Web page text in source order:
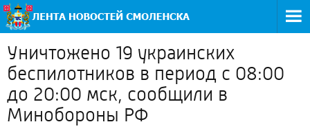
Уничтожено 19 украинских
беспилотников в период с 08:00
до 20:00 мск, сообщили в
Минобороны РФ